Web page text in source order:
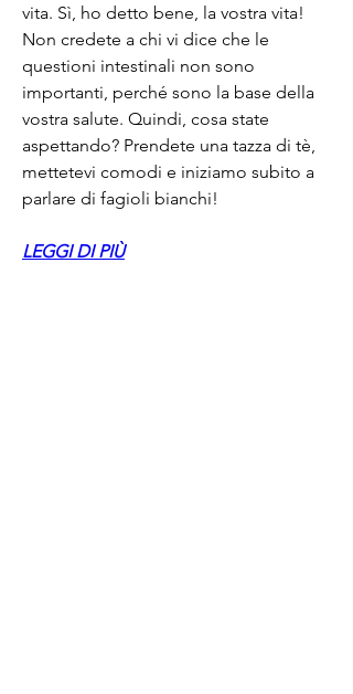
vita. Sì, ho detto bene, la vostra vita!
Non credete a chi vi dice che le
questioni intestinali non sono
importanti, perché sono la base della
vostra salute. Quindi, cosa state
aspettando? Prendete una tazza di tè,
mettetevi comodi e iniziamo subito a
parlare di fagioli bianchi!
LEGGI DI PIÙ